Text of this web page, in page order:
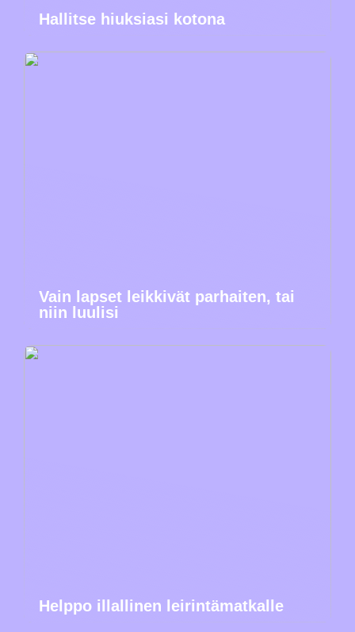
Hallitse hiuksiasi kotona
Vain lapset leikkivät parhaiten, tai
niin luulisi
Helppo illallinen leirintämatkalle